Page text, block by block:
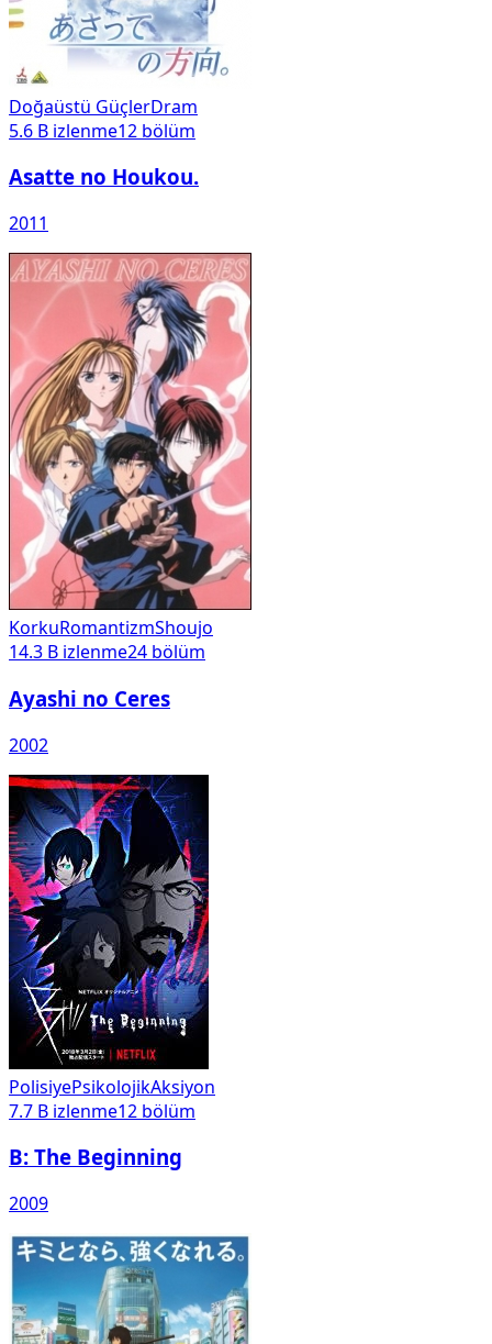
Doğaüstü GüçlerDram
5.6 B izlenme12 bölüm
Asatte no Houkou.
2011
KorkuRomantizmShoujo
14.3 B izlenme24 bölüm
Ayashi no Ceres
2002
PolisiyePsikolojikAksiyon
7.7 B izlenme12 bölüm
B: The Beginning
2009